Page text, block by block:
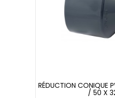
RÉDUCTION CONIQUE
/ 50 X